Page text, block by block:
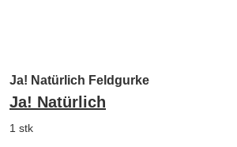
Ja! Natürlich Feldgurke
Ja! Natürlich
1 stk